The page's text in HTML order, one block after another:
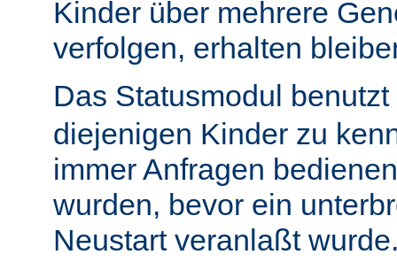
Kinder über mehrere
verfolgen, erhalten
Das Statusmodul
diejenigen Kinder zu
immer Anfragen
wurden, bevor ein
Neustart veranlaßt